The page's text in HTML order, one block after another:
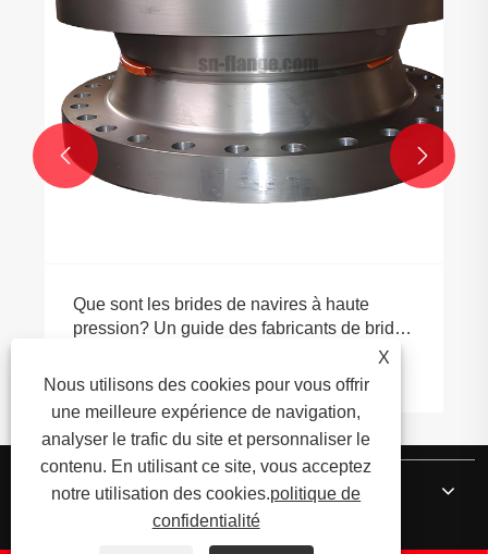
à haute
de brides
 
À propos de nous
X
Nous utilisons des cookies pour vous offrir
une meilleure expérience de navigation,
analyser le trafic du site et personnaliser le
contenu. En utilisant ce site, vous acceptez
notre utilisation des cookies.politique de
confidentialité